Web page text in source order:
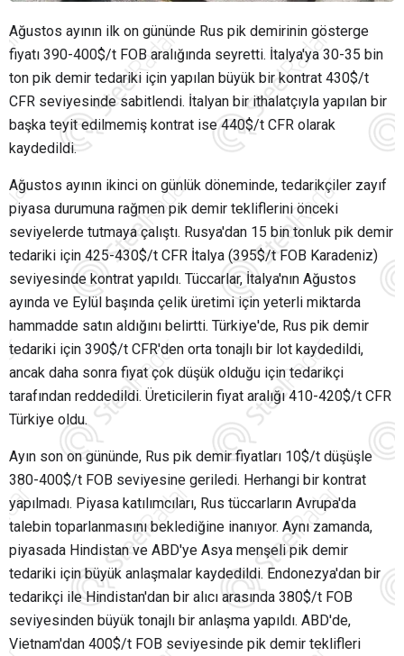
Ağustos ayının ilk on gününde Rus pik demirinin gösterge
fiyatı 390-400$/t FOB aralığında seyretti. İtalya'ya 30-35 bin
ton pik demir tedariki için yapılan büyük bir kontrat 430$/t
CFR seviyesinde sabitlendi. İtalyan bir ithalatçıyla yapılan bir
başka teyit edilmemiş kontrat ise 440$/t CFR olarak
kaydedildi.
Ağustos ayının ikinci on günlük döneminde, tedarikçiler zayıf
piyasa durumuna rağmen pik demir tekliflerini önceki
seviyelerde tutmaya çalıştı. Rusya'dan 15 bin tonluk pik demir
tedariki için 425-430$/t CFR İtalya (395$/t FOB Karadeniz)
seviyesinde kontrat yapıldı. Tüccarlar, İtalya'nın Ağustos
ayında ve Eylül başında çelik üretimi için yeterli miktarda
hammadde satın aldığını belirtti. Türkiye'de, Rus pik demir
tedariki için 390$/t CFR'den orta tonajlı bir lot kaydedildi,
ancak daha sonra fiyat çok düşük olduğu için tedarikçi
tarafından reddedildi. Üreticilerin fiyat aralığı 410-420$/t CFR
Türkiye oldu.
Ayın son on gününde, Rus pik demir fiyatları 10$/t düşüşle
380-400$/t FOB seviyesine geriledi. Herhangi bir kontrat
yapılmadı. Piyasa katılımcıları, Rus tüccarların Avrupa'da
talebin toparlanmasını beklediğine inanıyor. Aynı zamanda,
piyasada Hindistan ve ABD'ye Asya menşeli pik demir
tedariki için büyük anlaşmalar kaydedildi. Endonezya'dan bir
tedarikçi ile Hindistan'dan bir alıcı arasında 380$/t FOB
seviyesinden büyük tonajlı bir anlaşma yapıldı. ABD'de,
Vietnam'dan 400$/t FOB seviyesinde pik demir teklifleri